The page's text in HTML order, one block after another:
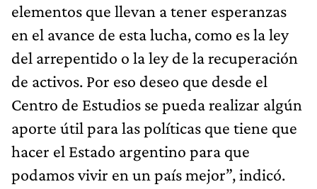
elementos que llevan a tener esperanzas
en el avance de esta lucha, como es la ley
del arrepentido o la ley de la recuperación
de activos. Por eso deseo que desde el
Centro de Estudios se pueda realizar algún
aporte útil para las políticas que tiene que
hacer el Estado argentino para que
podamos vivir en un país mejor”, indicó.